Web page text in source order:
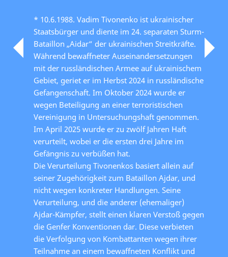
* 10.6.1988. Vadim Tivonenko ist ukrainischer
Staatsbürger und diente im 24. separaten Sturm-
Bataillon „Aidar“ der ukrainischen Streitkräfte.
Während bewaffneter Auseinandersetzungen
mit der russländischen Armee auf ukrainischem
Gebiet, geriet er im Herbst 2024 in russländische
Gefangenschaft. Im Oktober 2024 wurde er
wegen Beteiligung an einer terroristischen
Vereinigung in Untersuchungshaft genommen.
Im April 2025 wurde er zu zwölf Jahren Haft
verurteilt, wobei er die ersten drei Jahre im
Gefängnis zu verbüßen hat.
Die Verurteilung Tivonenkos basiert allein auf
seiner Zugehörigkeit zum Bataillon Ajdar, und
nicht wegen konkreter Handlungen. Seine
Verurteilung, und die anderer (ehemaliger)
Ajdar-Kämpfer, stellt einen klaren Verstoß gegen
die Genfer Konventionen dar. Diese verbieten
die Verfolgung von Kombattanten wegen ihrer
Teilnahme an einem bewaffneten Konflikt und